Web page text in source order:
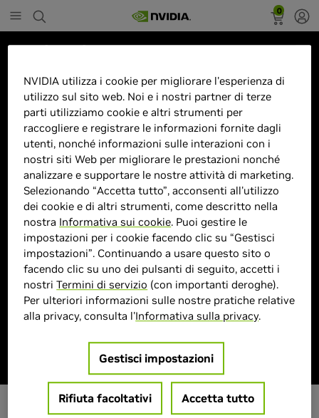
0
Marketplace
Smart Monitor Samsung M70B
S32BM700 (LS32BM700UPXEN) â
32â³ UHD, LED VA, 4ms, 60hz -
Nero
> Display : 32"| 2880 x 1800 | 60Hz
> MPN : 8806094786569
Prodotto esaurito
NVIDIA utilizza i cookie per migliorare l'esperienza di
utilizzo sul sito web. Noi e i nostri partner di terze
parti utilizziamo cookie e altri strumenti per
raccogliere e registrare le informazioni fornite dagli
utenti, nonché informazioni sulle interazioni con i
nostri siti Web per migliorare le prestazioni nonché
analizzare e supportare le nostre attività di marketing.
Selezionando “Accetta tutto”, acconsenti all'utilizzo
dei cookie e di altri strumenti, come descritto nella
nostra Informativa sui cookie. Puoi gestire le
impostazioni per i cookie facendo clic su “Gestisci
impostazioni”. Continuando a usare questo sito o
facendo clic su uno dei pulsanti di seguito, accetti i
nostriTermini di servizio (con importanti deroghe).
Per ulteriori informazioni sulle nostre pratiche relative
alla privacy, consulta l'Informativa sulla privacy.
Gestisci impostazioni
Rifiuta facoltativi Accetta tutto